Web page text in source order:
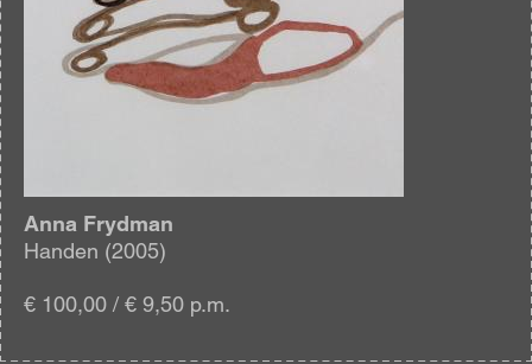
Anna Frydman
Handen (2005)
€ 100,00 / € 9,50 p.m.